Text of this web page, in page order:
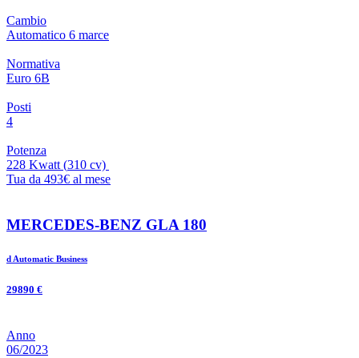
Cambio
Automatico 6 marce
Normativa
Euro 6B
Posti
4
Potenza
228 Kwatt (310 cv)
Tua da 493€ al mese
MERCEDES-BENZ GLA 180
d Automatic Business
29890 €
Anno
06/2023